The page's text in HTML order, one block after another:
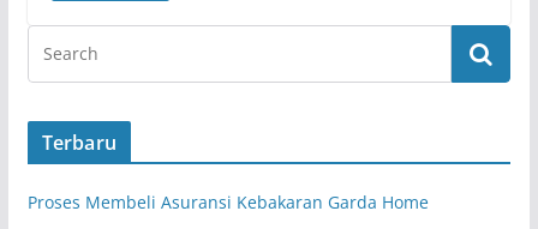
Terbaru
Proses Membeli Asuransi Kebakaran Garda Home